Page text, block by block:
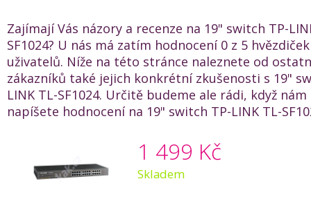
Zajímají Vás názory a recenze na 19" switch TP-
SF1024? U nás má zatím hodnocení 0 z 5
uživatelů. Níže na této stránce naleznete od
zákazníků také jejich konkrétní zkušenosti s 19"
LINK TL-SF1024. Určitě budeme ale rádi, když
napíšete hodnocení na 19" switch TP-LINK TL-
1 499 Kč
Skladem